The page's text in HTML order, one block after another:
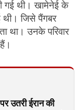
गई थी। खामेनेई के
थी। जिसे पैंगबर
था। उनके परिवार
गए हैं।
उतरी ईरान की